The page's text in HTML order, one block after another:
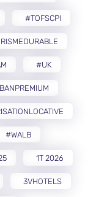
#TOFSCPI
#UK
#WALB
1T 2026
3VHOTELS